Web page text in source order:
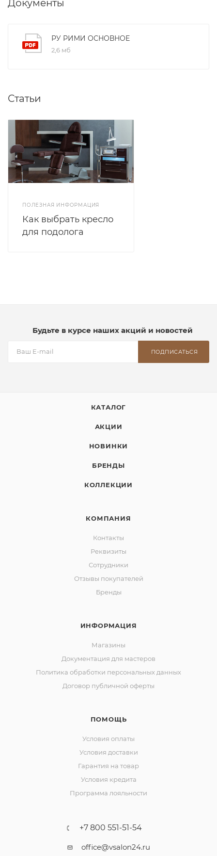
Документы
РУ РИМИ ОСНОВНОЕ
2,6 мб
Статьи
ПОЛЕЗНАЯ ИНФОРМАЦИЯ
Как выбрать кресло
для подолога
Будьте в курсе наших акций и новостей
ПОДПИСАТЬСЯ
КАТАЛОГ
АКЦИИ
НОВИНКИ
БРЕНДЫ
КОЛЛЕКЦИИ
КОМПАНИЯ
Контакты
Реквизиты
Сотрудники
Отзывы покупателей
Бренды
ИНФОРМАЦИЯ
Магазины
Документация для мастеров
Политика обработки персональных данных
Договор публичной оферты
ПОМОЩЬ
Условия оплаты
Условия доставки
Гарантия на товар
Условия кредита
Программа лояльности
+7 800 551-51-54
office@vsalon24.ru